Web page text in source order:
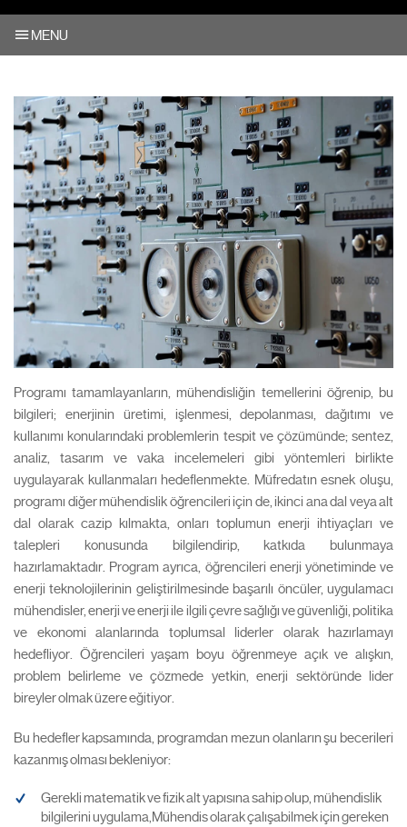
MENU
Programı tamamlayanların, mühendisliğin temellerini öğrenip, bu
bilgileri; enerjinin üretimi, işlenmesi, depolanması, dağıtımı ve
kullanımı konularındaki problemlerin tespit ve çözümünde; sentez,
analiz, tasarım ve vaka incelemeleri gibi yöntemleri birlikte
uygulayarak kullanmaları hedeflenmekte. Müfredatın esnek oluşu,
programı diğer mühendislik öğrencileri için de, ikinci ana dal veya alt
dal olarak cazip kılmakta, onları toplumun enerji ihtiyaçları ve
talepleri konusunda bilgilendirip, katkıda bulunmaya
hazırlamaktadır. Program ayrıca, öğrencileri enerji yönetiminde ve
enerji teknolojilerinin geliştirilmesinde başarılı öncüler, uygulamacı
mühendisler, enerji ve enerji ile ilgili çevre sağlığı ve güvenliği, politika
ve ekonomi alanlarında toplumsal liderler olarak hazırlamayı
hedefliyor. Öğrencileri yaşam boyu öğrenmeye açık ve alışkın,
problem belirleme ve çözmede yetkin, enerji sektöründe lider
bireyler olmak üzere eğitiyor.
Bu hedefler kapsamında, programdan mezun olanların şu becerileri
kazanmış olması bekleniyor:
Gerekli matematik ve fizik alt yapısına sahip olup, mühendislik
bilgilerini uygulama,Mühendis olarak çalışabilmek için gereken